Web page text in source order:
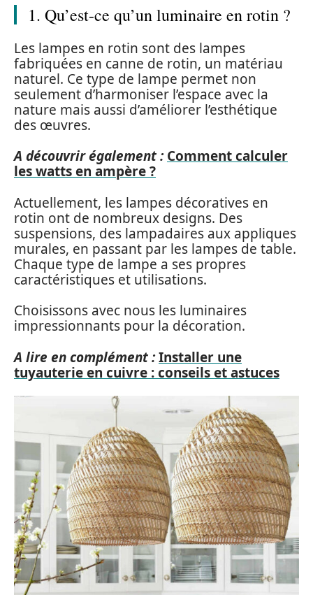
1. Qu’est-ce qu’un luminaire en rotin ?
Les lampes en rotin sont des lampes
fabriquées en canne de rotin, un matériau
naturel. Ce type de lampe permet non
seulement d’harmoniser l’espace avec la
nature mais aussi d’améliorer l’esthétique
des œuvres.
A découvrir également : Comment calculer
les watts en ampère ?
Actuellement, les lampes décoratives en
rotin ont de nombreux designs. Des
suspensions, des lampadaires aux appliques
murales, en passant par les lampes de table.
Chaque type de lampe a ses propres
caractéristiques et utilisations.
Choisissons avec nous les luminaires
impressionnants pour la décoration.
A lire en complément :Installer une
tuyauterie en cuivre : conseils et astuces